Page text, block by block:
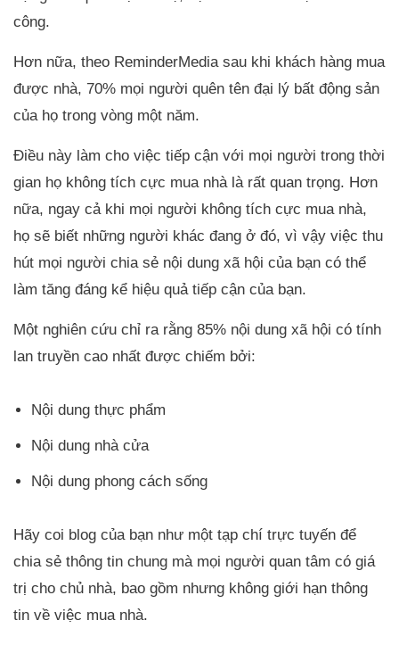
công.
Hơn nữa, theo ReminderMedia sau khi khách hàng mua
được nhà, 70% mọi người quên tên đại lý bất động sản
của họ trong vòng một năm.
Điều này làm cho việc tiếp cận với mọi người trong thời
gian họ không tích cực mua nhà là rất quan trọng. Hơn
nữa, ngay cả khi mọi người không tích cực mua nhà,
họ sẽ biết những người khác đang ở đó, vì vậy việc thu
hút mọi người chia sẻ nội dung xã hội của bạn có thể
làm tăng đáng kể hiệu quả tiếp cận của bạn.
Một nghiên cứu chỉ ra rằng 85% nội dung xã hội có tính
lan truyền cao nhất được chiếm bởi:
Nội dung thực phẩm
Nội dung nhà cửa
Nội dung phong cách sống
Hãy coi blog của bạn như một tạp chí trực tuyến để
chia sẻ thông tin chung mà mọi người quan tâm có giá
trị cho chủ nhà, bao gồm nhưng không giới hạn thông
tin về việc mua nhà.